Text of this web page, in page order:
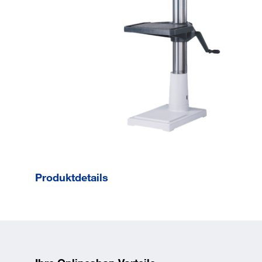
Produktdetails
Stufenlose Drehzahleinstellung mit digitaler LED-